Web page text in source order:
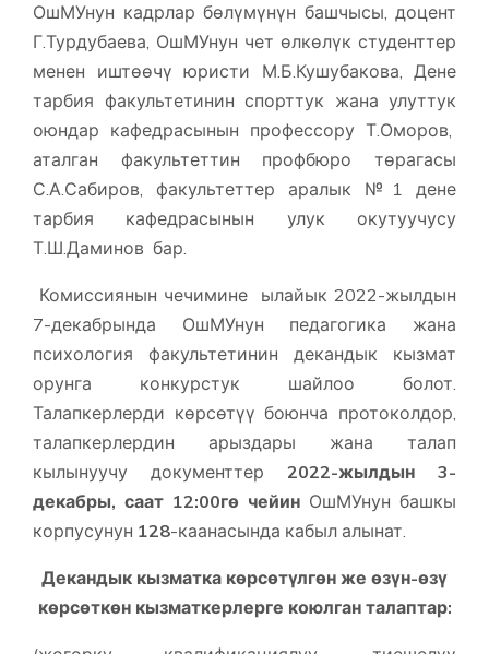
ОшМУнун кадрлар бөлүмүнүн башчысы, доцент
Г.Турдубаева, ОшМУнун чет өлкөлүк студенттер
менен иштөөчү юристи М.Б.Кушубакова, Дене
тарбия факультетинин спорттук жана улуттук
оюндар кафедрасынын профессору Т.Оморов,
аталган факультеттин профбюро төрагасы
С.А.Сабиров, факультеттер аралык №1 дене
тарбия кафедрасынын улук окутуучусу
Т.Ш.Даминов бар.
Комиссиянын чечимине ылайык 2022-жылдын
7-декабрында ОшМУнун педагогика жана
психология факультетинин декандык кызмат
орунга конкурстук шайлоо болот.
Талапкерлерди көрсөтүү боюнча протоколдор,
талапкерлердин арыздары жана талап
кылынуучу документтер 2022-жылдын 3-
декабры, саат 12:00гө чейин ОшМУнун башкы
корпусунун 128-каанасында кабыл алынат.
Декандык кызматка көрсөтүлгөн же өзүн-өзү
көрсөткөн кызматкерлерге коюлган талаптар: